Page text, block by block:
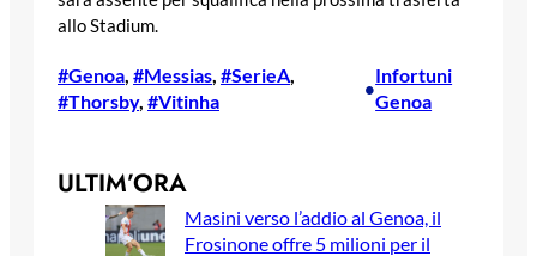
allo Stadium.
#Genoa #Messias #SerieA
#Thorsby, #Vitinha
•
Infortuni
Genoa
ULTIM’ORA
Masini verso l’addio al Genoa, il
Frosinone offre 5 milioni per il